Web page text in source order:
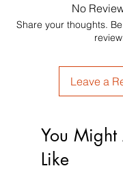
No
Share your thoughts.
Leave a
You Might
Like